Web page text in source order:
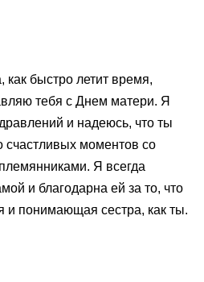
как быстро летит время,
тебя с Днем матери. Я
и надеюсь, что ты
моментов со
Я всегда
и благодарна ей за то, что
и понимающая сестра, как ты.